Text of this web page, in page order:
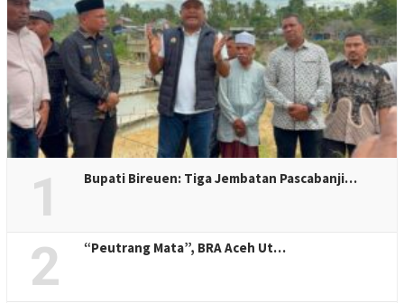
1 Bupati Bireuen: Tiga Jembatan Pascabanji…
2 “Peutrang Mata”, BRA Aceh Ut…